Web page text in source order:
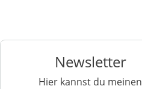
Newsletter
Hier kannst du meinen